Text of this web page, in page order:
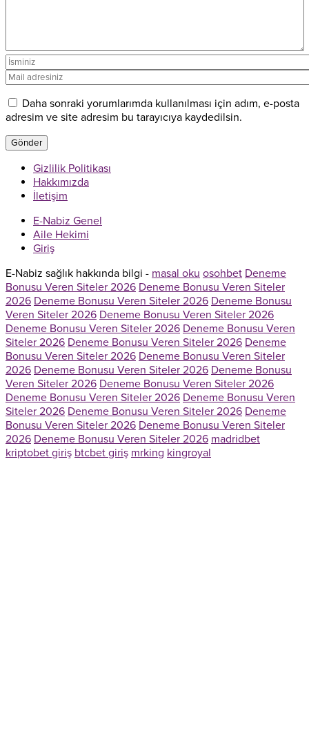
Daha sonraki yorumlarımda kullanılması için adım, e-posta
adresim ve site adresim bu tarayıcıya kaydedilsin.
Gizlilik Politikası
Hakkımızda
İletişim
E-Nabiz Genel
Aile Hekimi
Giriş
E-Nabiz sağlık hakkında bilgi - masal oku osohbet Deneme
Bonusu Veren Siteler 2026 Deneme Bonusu Veren Siteler
2026 Deneme Bonusu Veren Siteler 2026 Deneme Bonusu
Veren Siteler 2026 Deneme Bonusu Veren Siteler 2026
Deneme Bonusu Veren Siteler 2026 Deneme Bonusu Veren
Siteler 2026 Deneme Bonusu Veren Siteler 2026 Deneme
Bonusu Veren Siteler 2026 Deneme Bonusu Veren Siteler
2026 Deneme Bonusu Veren Siteler 2026 Deneme Bonusu
Veren Siteler 2026 Deneme Bonusu Veren Siteler 2026
Deneme Bonusu Veren Siteler 2026 Deneme Bonusu Veren
Siteler 2026 Deneme Bonusu Veren Siteler 2026 Deneme
Bonusu Veren Siteler 2026 Deneme Bonusu Veren Siteler
2026 Deneme Bonusu Veren Siteler 2026 madridbet
kriptobet giriş btcbet giriş mrking kingroyal